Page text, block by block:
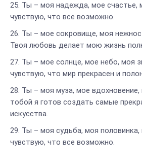
Ты – моя надежда, мое счастье,
чувствую, что все возможно.
Ты – мое сокровище, моя
Твоя любовь делает мою жизнь
Ты – мое солнце, мое небо, моя
чувствую, что мир прекрасен и
Ты – моя муза, мое
тобой я готов создать самые
искусства.
Ты – моя судьба, моя
чувствую, что все возможно.